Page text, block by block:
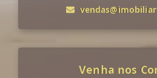
Venha nos